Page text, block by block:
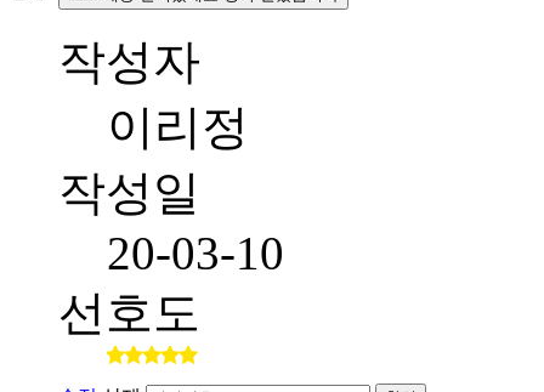
작성자
이리정
작성일
20-03-10
선호도